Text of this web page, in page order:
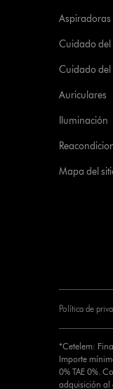
Aspiradoras
Cuidado del
Cuidado del
Auriculares
Iluminación
Mapa del
Política de
*Cetelem:
Importe
0% TAE 0%.
adquisición al